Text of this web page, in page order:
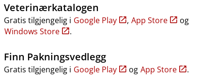
Veterinærkatalogen
Gratis tilgjengelig i Google Play , App Store
og
Windows Store
.
Finn Pakningsvedlegg
Gratis tilgjengelig i Google Play og App Store .